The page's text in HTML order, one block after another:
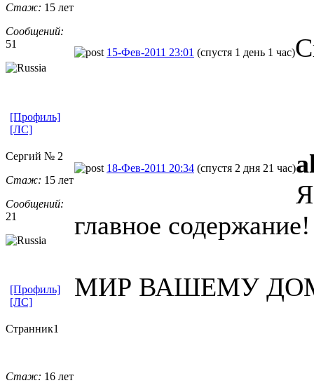
Стаж: 15 лет
Сообщений:
51
15-Фев-2011 23:01 (спустя 1 день 1 час)
[Профиль]
[ЛС]
Сергий № 2
Стаж: 15 лет
Сообщений:
21
18-Фев-2011 20:34 (спустя 2 дня 21 час)
главное содержание!
МИР ВАШЕМУ
[Профиль]
[ЛС]
Странник1
Стаж: 16 лет